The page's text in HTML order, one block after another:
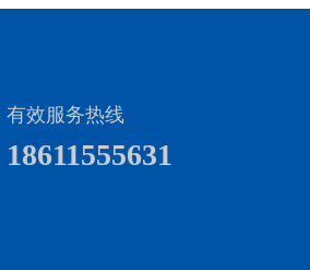
有效服务热线
18611555631